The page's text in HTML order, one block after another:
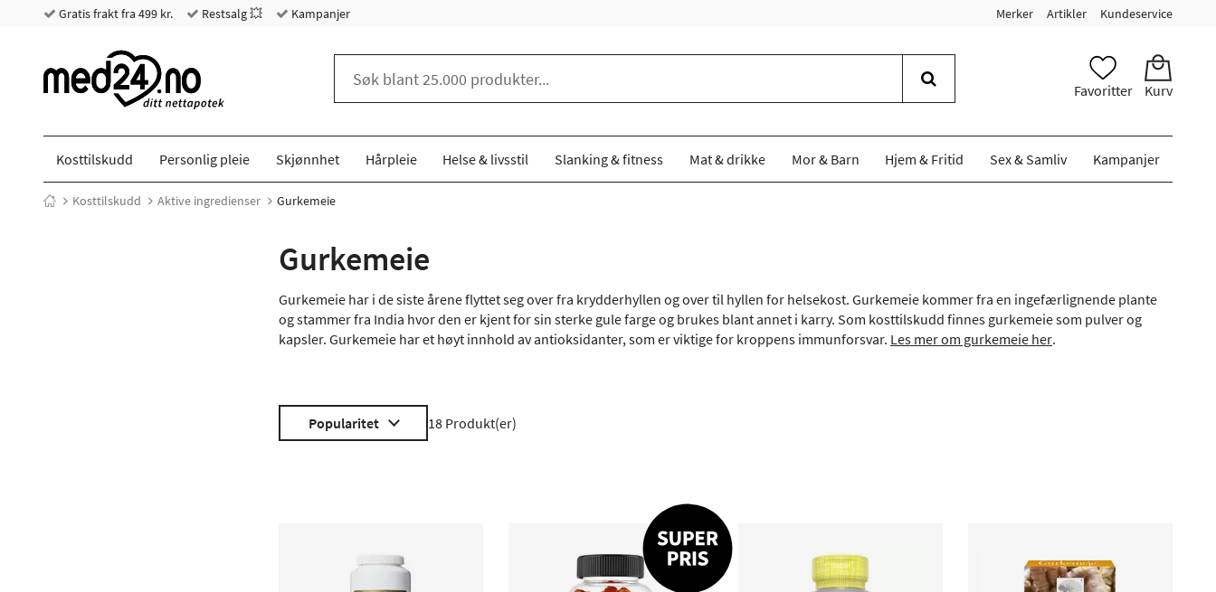
Gratis frakt fra 499 kr. Restsalg 💥 Kampanjer Merker Artikler Kundeservice
Favoritter Kurv
Kosttilskudd Personlig pleie Skjønnhet Hårpleie Helse & livsstil Slanking & fitness Mat & drikke Mor & Barn Hjem & Fritid Sex & Samliv Kampanjer
Kosttilskudd Aktive ingredienser Gurkemeie
Gurkemeie
Gurkemeie har i de siste årene flyttet seg over fra krydderhyllen og over til hyllen for helsekost. Gurkemeie kommer fra en ingefærlignende plante
og stammer fra India hvor den er kjent for sin sterke gule farge og brukes blant annet i karry. Som kosttilskudd finnes gurkemeie som pulver og
kapsler. Gurkemeie har et høyt innhold av antioksidanter, som er viktige for kroppens immunforsvar. Les mer om gurkemeie her.
Popularitet 18 Produkt(er)